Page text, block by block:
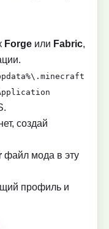
Forge или Fabric,
создай
файл мода в эту
профиль и